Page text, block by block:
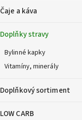
Čaje a káva
Doplňky stravy
Bylinné kapky
Vitamíny, minerály
Doplňkový sortiment
LOW CARB